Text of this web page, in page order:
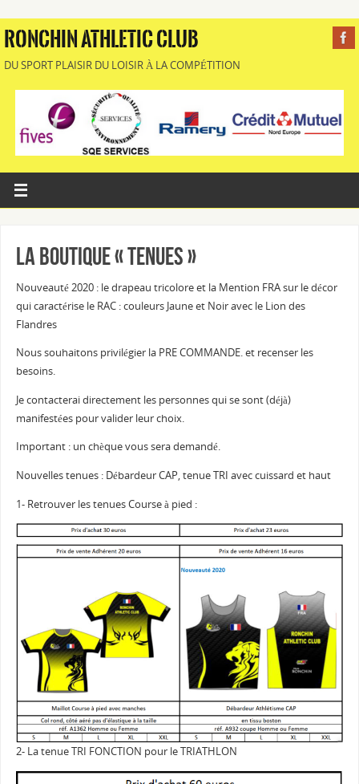
RONCHIN ATHLETIC CLUB
DU SPORT PLAISIR DU LOISIR À LA COMPÉTITION
La Boutique « Tenues »
Nouveauté 2020 : le drapeau tricolore et la Mention FRA sur le décor
qui caractérise le RAC : couleurs Jaune et Noir avec le Lion des
Flandres
Nous souhaitons privilégier la PRE COMMANDE. et recenser les
besoins.
Je contacterai directement les personnes qui se sont (déjà)
manifestées pour valider leur choix.
Important : un chèque vous sera demandé.
Nouvelles tenues : Débardeur CAP, tenue TRI avec cuissard et haut
1- Retrouver les tenues Course à pied :
2- La tenue TRI FONCTION pour le TRIATHLON